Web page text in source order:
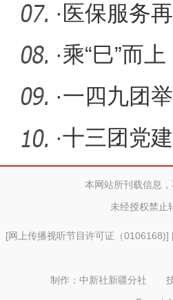
· 医保服务
·乘“巳”而
·一四九团
业本领
·十三团党
济见本网站所刊载信息
未经授权禁止
[网上传播视听节目许可证（0106168)]
制作：中新社新疆分社